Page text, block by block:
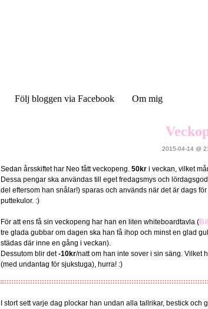
Följ bloggen via Facebook Om mig
2015-04-14 @
Sedan årsskiftet har Neo fått veckopeng. 50kr i veckan, vilket
Dessa pengar ska användas till eget fredagsmys och
del eftersom han snålar!) sparas och används när det är dags
puttekulor. :)
För att ens få sin veckopeng har han en liten whiteboardtavla (
tre glada gubbar om dagen ska han få ihop och minst en glad
städas där inne en gång i veckan).
Dessutom blir det-10kr/natt om han inte sover i sin säng. Vilket
(med undantag för sjukstuga), hurra! :)
I stort sett varje dag plockar han undan alla tallrikar, bestick